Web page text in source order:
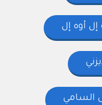
إل أوه إل
السامي